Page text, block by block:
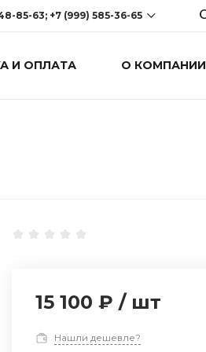
85-63; +7 (999) 585-36-65
63; +7 (999) 585-36-65
И ОПЛАТА О КОМПАНИИ
15 100 ₽ / шт
Нашли дешевле?